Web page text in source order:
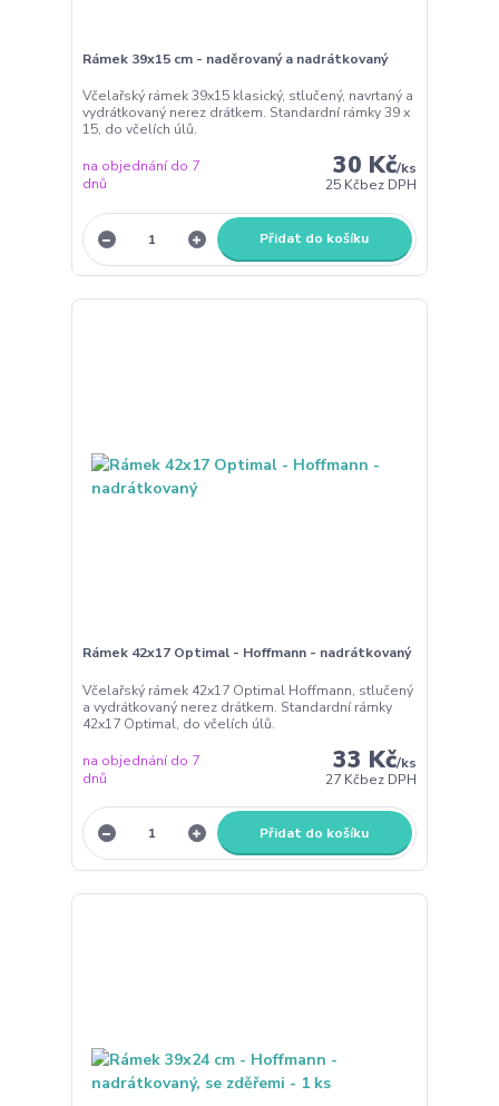
Rámek 39x15 cm - naděrovaný a nadrátkovaný
Včelařský rámek 39x15 klasický, stlučený, navrtaný a
vydrátkovaný nerez drátkem. Standardní rámky 39 x
15, do včelích úlů.
30 Kč/ks
25 Kčbez DPH
na objednání do 7
dnů
Přidat do košíku
Rámek 42x17 Optimal - Hoffmann - nadrátkovaný
Včelařský rámek 42x17 Optimal Hoffmann, stlučený
a vydrátkovaný nerez drátkem. Standardní rámky
42x17 Optimal, do včelích úlů.
33 Kč/ks
27 Kčbez DPH
na objednání do 7
dnů
Přidat do košíku